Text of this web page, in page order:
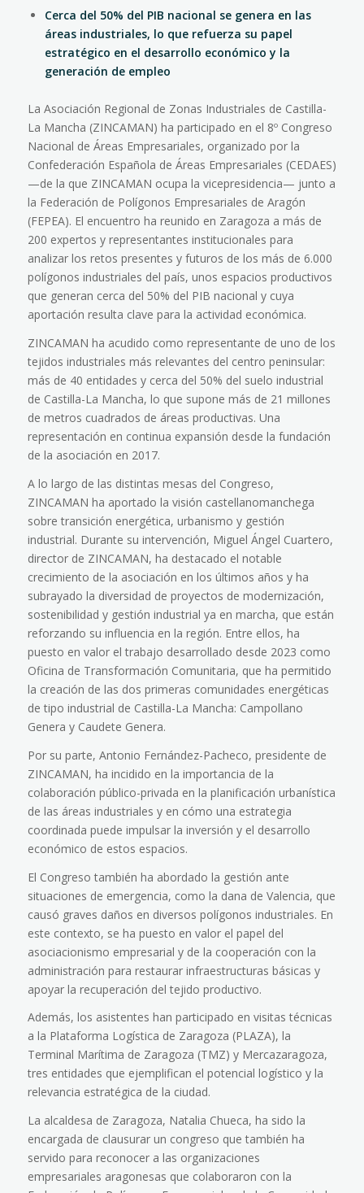
Cerca del 50% del PIB nacional se genera en las
áreas industriales, lo que refuerza su papel
estratégico en el desarrollo económico y la
generación de empleo
La Asociación Regional de Zonas Industriales de Castilla-
La Mancha (ZINCAMAN) ha participado en el 8º Congreso
Nacional de Áreas Empresariales, organizado por la
Confederación Española de Áreas Empresariales (CEDAES)
—de la que ZINCAMAN ocupa la vicepresidencia— junto a
la Federación de Polígonos Empresariales de Aragón
(FEPEA). El encuentro ha reunido en Zaragoza a más de
200 expertos y representantes institucionales para
analizar los retos presentes y futuros de los más de 6.000
polígonos industriales del país, unos espacios productivos
que generan cerca del 50% del PIB nacional y cuya
aportación resulta clave para la actividad económica.
ZINCAMAN ha acudido como representante de uno de los
tejidos industriales más relevantes del centro peninsular:
más de 40 entidades y cerca del 50% del suelo industrial
de Castilla-La Mancha, lo que supone más de 21 millones
de metros cuadrados de áreas productivas. Una
representación en continua expansión desde la fundación
de la asociación en 2017.
A lo largo de las distintas mesas del Congreso,
ZINCAMAN ha aportado la visión castellanomanchega
sobre transición energética, urbanismo y gestión
industrial. Durante su intervención, Miguel Ángel Cuartero,
director de ZINCAMAN, ha destacado el notable
crecimiento de la asociación en los últimos años y ha
subrayado la diversidad de proyectos de modernización,
sostenibilidad y gestión industrial ya en marcha, que están
reforzando su influencia en la región. Entre ellos, ha
puesto en valor el trabajo desarrollado desde 2023 como
Oficina de Transformación Comunitaria, que ha permitido
la creación de las dos primeras comunidades energéticas
de tipo industrial de Castilla-La Mancha: Campollano
Genera y Caudete Genera.
Por su parte, Antonio Fernández-Pacheco, presidente de
ZINCAMAN, ha incidido en la importancia de la
colaboración público-privada en la planificación urbanística
de las áreas industriales y en cómo una estrategia
coordinada puede impulsar la inversión y el desarrollo
económico de estos espacios.
El Congreso también ha abordado la gestión ante
situaciones de emergencia, como la dana de Valencia, que
causó graves daños en diversos polígonos industriales. En
este contexto, se ha puesto en valor el papel del
asociacionismo empresarial y de la cooperación con la
administración para restaurar infraestructuras básicas y
apoyar la recuperación del tejido productivo.
Además, los asistentes han participado en visitas técnicas
a la Plataforma Logística de Zaragoza (PLAZA), la
Terminal Marítima de Zaragoza (TMZ) y Mercazaragoza,
tres entidades que ejemplifican el potencial logístico y la
relevancia estratégica de la ciudad.
La alcaldesa de Zaragoza, Natalia Chueca, ha sido la
encargada de clausurar un congreso que también ha
servido para reconocer a las organizaciones
empresariales aragonesas que colaboraron con la